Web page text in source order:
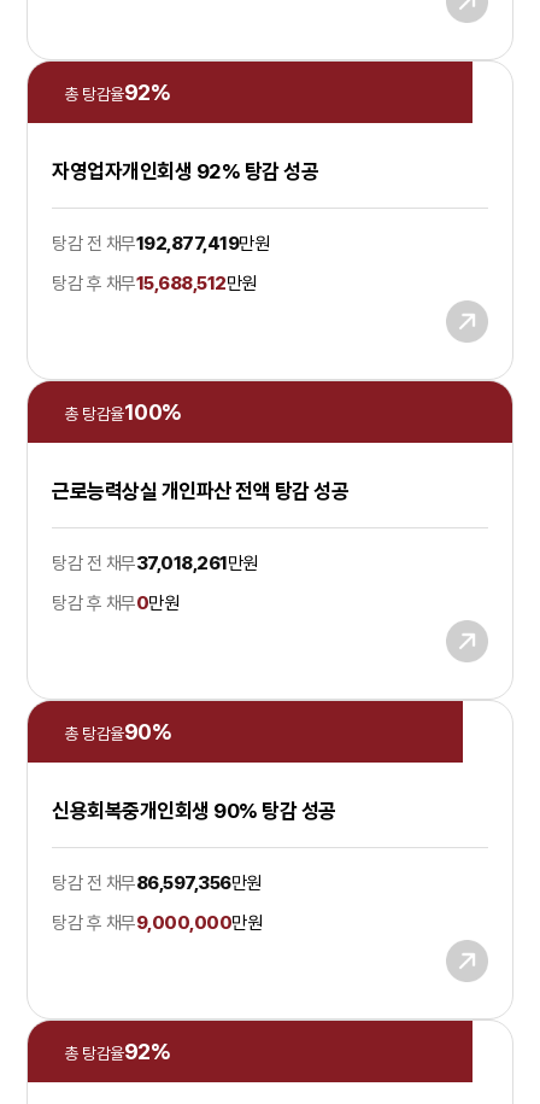
총 탕감율92%
자영업자개인회생 92% 탕감 성공
탕감 전 채무192,877,419만원
탕감 후 채무15,688,512만원
총 탕감율100%
근로능력상실 개인파산 전액 탕감 성공
탕감 전 채무37,018,261만원
탕감 후 채무0만원
총 탕감율90%
신용회복중개인회생 90% 탕감 성공
탕감 전 채무86,597,356만원
탕감 후 채무9,000,000만원
총 탕감율92%